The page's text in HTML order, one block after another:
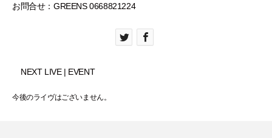
お問合せ：GREENS 06­6882­1224
NEXT LIVE | EVENT
今後のライヴはございません。